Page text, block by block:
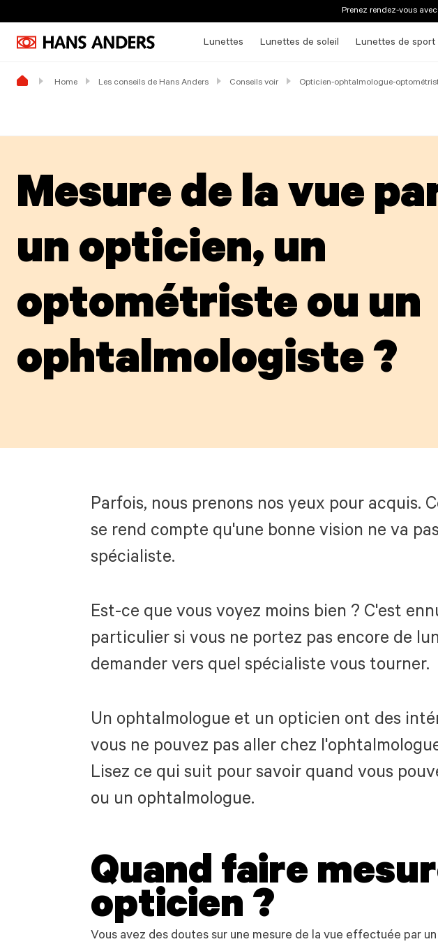
Prenez rendez-vous avec
Lunettes Lunettes de soleil Lunettes de sport
Home Les conseils de Hans Anders Conseils voir Opticien-ophtalmologue-
Mesure de la vue
un opticien, un
optométriste ou un
ophtalmologiste ?
Parfois, nous prenons nos yeux pour acquis.
se rend compte qu'une bonne vision ne va
spécialiste.
Est-ce que vous voyez moins bien ? C'est
particulier si vous ne portez pas encore de
demander vers quel spécialiste vous tourner.
Un ophtalmologue et un opticien ont des
vous ne pouvez pas aller chez
Lisez ce qui suit pour savoir quand vous
ou un ophtalmologue.
Quand faire
opticien ?
Vous avez des doutes sur une mesure de la vue effectuée par